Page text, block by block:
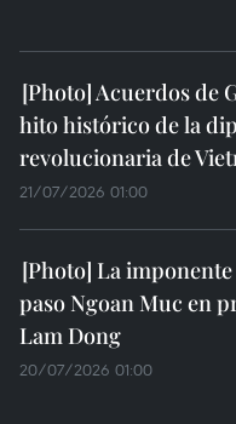
Acuerdos de
hito histórico de la
revolucionaria de
21/07/2026 01:00
La
paso Ngoan Muc en
Lam Dong
20/07/2026 01:00